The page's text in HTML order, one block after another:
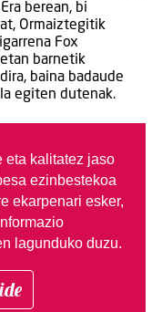
berean, bi
Ormaiztegitik
Fox
barnetik
baina badaude
egiten dutenak.
eta kalitatez jaso
ezinbestekoa
ekarpenari esker,
lagunduko duzu.